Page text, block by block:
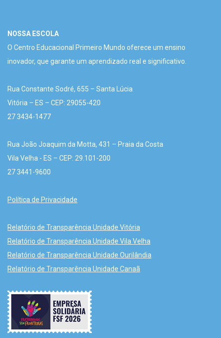
NOSSA ESCOLA
O Centro Educacional Primeiro Mundo oferece um ensino
inovador, que garante um aprendizado real e significativo.
Rua Constante Sodré, 655 – Santa Lúcia
Vitória – ES – CEP: 29055-420
27 3434-1477
Rua João Joaquim da Motta, 431 – Praia da Costa
Vila Velha - ES – CEP: 29.101-200
27 3441-9600
Política de Privacidade
Relatório de Transparência Unidade Vitória
Relatório de Transparência Unidade Vila Velha
Relatório de Transparência Unidade Ourilândia
Relatório de Transparência Unidade Canaã